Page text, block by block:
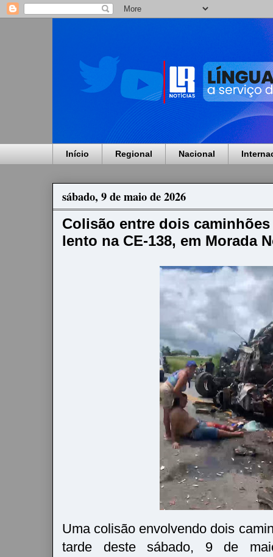
Início Regional Nacional
sábado, 9 de maio de 2026
Colisão entre dois
lento na CE-138, em Morada
Uma colisão envolvendo dois
tarde deste sábado, 9 de